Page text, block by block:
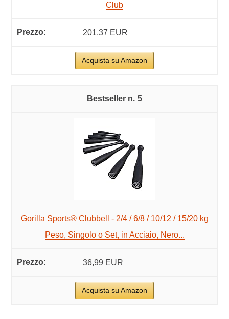
Club
201,37 EUR
Acquista su Amazon
5
Gorilla Sports® Clubbell - 2/4 / 6/8 / 10/12 / 15/20 kg
Peso, Singolo o Set, in Acciaio, Nero...
36,99 EUR
Acquista su Amazon